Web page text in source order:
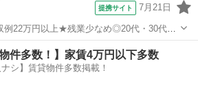
提携サイト 7月21日
例22万円以上★残業少なめ◎20代・30代・
備で快適作業★食堂利用可◎マイカー通勤
市》 人気の工場のお仕事 ◇
...
静駅 その他
物件多数！】家賃4万円以下多数
ナシ】賃貸物件多数掲載！